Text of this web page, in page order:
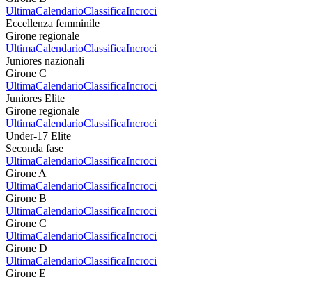
UltimaCalendarioClassificaIncroci
Eccellenza femminile
Girone regionale
UltimaCalendarioClassificaIncroci
Juniores nazionali
Girone C
UltimaCalendarioClassificaIncroci
Juniores Elite
Girone regionale
UltimaCalendarioClassificaIncroci
Under-17 Elite
Seconda fase
UltimaCalendarioClassificaIncroci
Girone A
UltimaCalendarioClassificaIncroci
Girone B
UltimaCalendarioClassificaIncroci
Girone C
UltimaCalendarioClassificaIncroci
Girone D
UltimaCalendarioClassificaIncroci
Girone E